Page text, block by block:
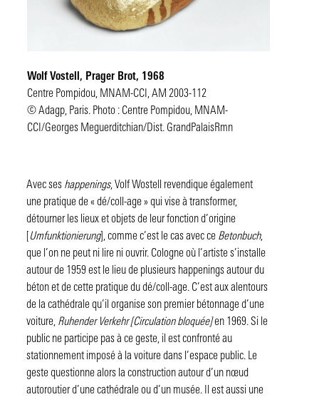
Wolf Vostell, Prager Brot, 1968
Centre Pompidou, MNAM-CCI, AM 2003-112
© Adagp, Paris. Photo : Centre Pompidou, MNAM-
CCI/Georges Meguerditchian/Dist. GrandPalaisRmn
Avec ses happenings, Volf Wostell revendique également
une pratique de « dé/coll-age » qui vise à transformer,
détourner les lieux et objets de leur fonction d’origine
Umfunktionierung], comme c’est le cas avec ce Betonbuch,
que l’on ne peut ni lire ni ouvrir. Cologne où l’artiste s’installe
autour de 1959 est le lieu de plusieurs happenings autour du
béton et de cette pratique du dé/coll-age. C’est aux alentours
de la cathédrale qu’il organise son premier bétonnage d’une
voiture, Ruhender Verkehr [Circulation bloquée]en 1969. Si le
public ne participe pas à ce geste, il est confronté au
stationnement imposé à la voiture dans l’espace public. Le
geste questionne alors la construction autour d’un nœud
autoroutier d’une cathédrale ou d’un musée. Il est aussi une